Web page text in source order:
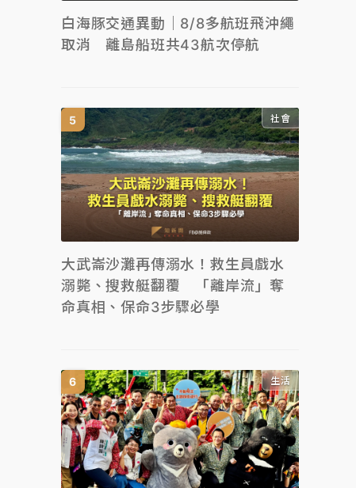
白海豚交通異動｜8/8多航班飛沖繩
取消 離島船班共43航次停航
社會
大武崙沙灘再傳溺水！救生員戲水
溺斃、搜救艇翻覆 「離岸流」奪
命真相、保命3步驟必學
生活